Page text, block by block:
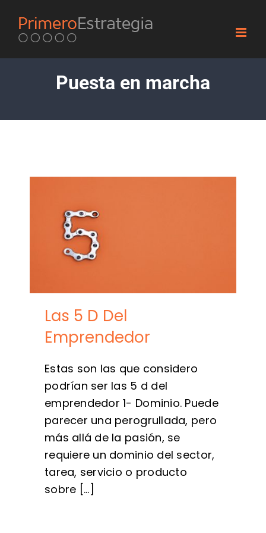
content
Puesta en marcha
Las 5 D Del
Emprendedor
Estas son las que considero
podrían ser las 5 d del
emprendedor 1- Dominio. Puede
parecer una perogrullada, pero
más allá de la pasión, se
requiere un dominio del sector,
tarea, servicio o producto
sobre [...]